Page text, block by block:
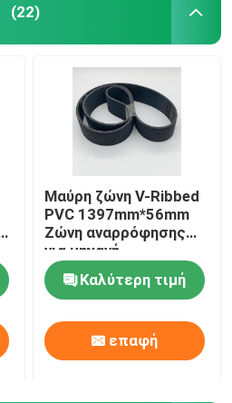
(22)
Μαύρη ζώνη V-Ribbed
PVC 1397mm*56mm
Ζώνη αναρρόφησης
για μηχανή
εκτύπωσης GTO52
Καλύτερη τιμή
επαφή